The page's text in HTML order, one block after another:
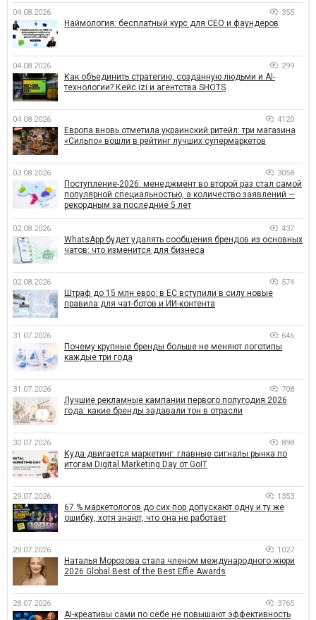
04.08.2026 355
Наймология: бесплатный курс для CEO и фаундеров
04.08.2026 299
Как объединить стратегию, созданную людьми и AI-
технологии? Кейс izi и агентства SHOTS
04.08.2026 4120
Европа вновь отметила украинский ритейл: три магазина
«Сильпо» вошли в рейтинг лучших супермаркетов
03.08.2026 3058
Поступление-2026: менеджмент во второй раз стал самой
популярной специальностью, а количество заявлений —
рекордным за последние 5 лет
02.08.2026 437
WhatsApp будет удалять сообщения брендов из основных
чатов: что изменится для бизнеса
02.08.2026 574
Штраф до 15 млн евро: в ЕС вступили в силу новые
правила для чат-ботов и ИИ-контента
31.07.2026 646
Почему крупные бренды больше не меняют логотипы
каждые три года
31.07.2026 708
Лучшие рекламные кампании первого полугодия 2026
года: какие бренды задавали тон в отрасли
30.07.2026 898
Куда двигается маркетинг: главные сигналы рынка по
итогам Digital Marketing Day от GoIT
29.07.2026 1353
67 % маркетологов до сих пор допускают одну и ту же
ошибку, хотя знают, что она не работает
29.07.2026 1027
Наталья Морозова стала членом международного жюри
2026 Global Best of the Best Effie Awards
28.07.2026 3765
AI-креативы сами по себе не повышают эффективность